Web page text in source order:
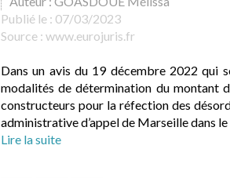
Publié le : 07/03/2023
Source : www.eurojuris.fr
Dans un avis du 19 décembre 2022 qui
modalités de détermination du montant
constructeurs pour la réfection des
administrative d’appel de Marseille dans le
Lire la suite